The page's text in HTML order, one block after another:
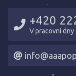
+420
V pracovní dny